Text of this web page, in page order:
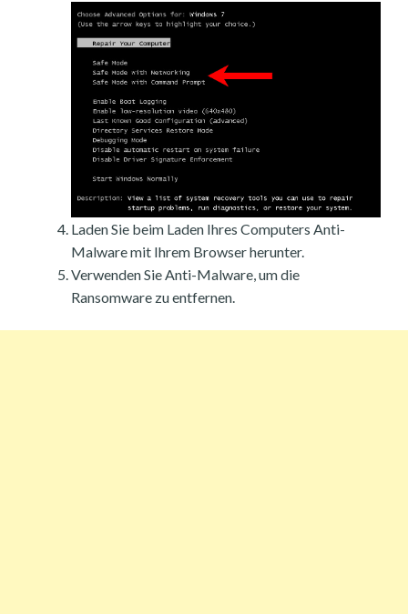
Laden Sie beim Laden Ihres Computers Anti-
Malware mit Ihrem Browser herunter.
Verwenden Sie Anti-Malware, um die
Ransomware zu entfernen.